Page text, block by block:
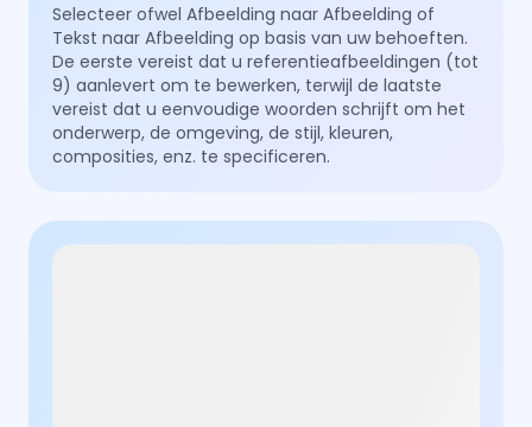
Selecteer ofwel Afbeelding naar Afbeelding of
Tekst naar Afbeelding op basis van uw behoeften.
De eerste vereist dat u referentieafbeeldingen (tot
9) aanlevert om te bewerken, terwijl de laatste
vereist dat u eenvoudige woorden schrijft om het
onderwerp, de omgeving, de stijl, kleuren,
composities, enz. te specificeren.